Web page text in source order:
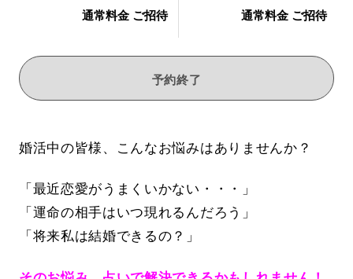
通常料金 ご招待 通常料金 ご招待
予約終了
婚活中の皆様、こんなお悩みはありませんか？
「最近恋愛がうまくいかない・・・」
「運命の相手はいつ現れるんだろう」
「将来私は結婚できるの？」